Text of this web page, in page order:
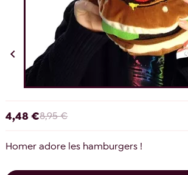

4,48 €8,95 €
Homer adore les hamburgers !